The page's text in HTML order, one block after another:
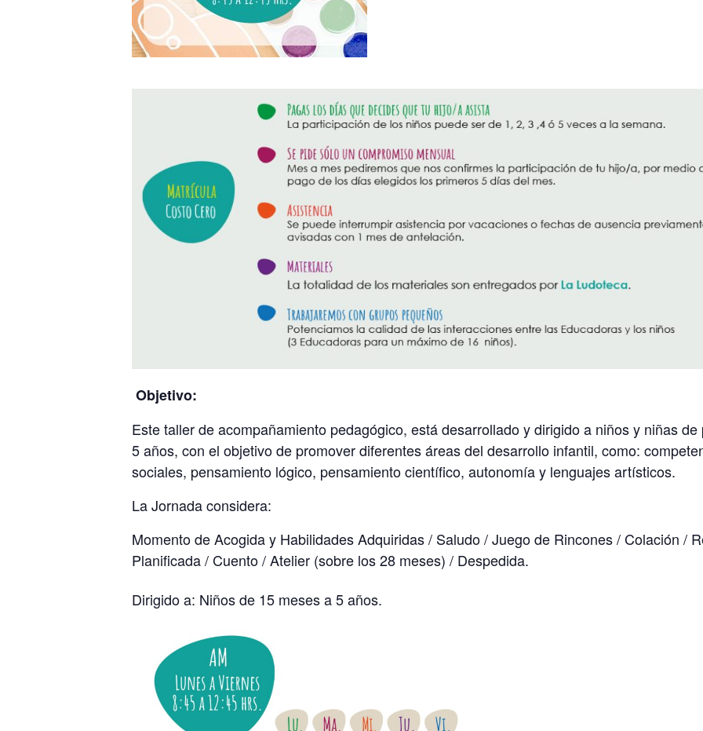
Objetivo:
Este taller de acompañamiento pedagógico, está desarrollado y dirigido a niños y niñas
5 años, con el objetivo de promover diferentes áreas del desarrollo infantil, como:
sociales, pensamiento lógico, pensamiento científico, autonomía y lenguajes artísticos.
La Jornada considera:
Momento de Acogida y Habilidades Adquiridas / Saludo / Juego de Rincones / Colación /
Planificada / Cuento / Atelier (sobre los 28 meses) / Despedida.
Dirigido a: Niños de 15 meses a 5 años.